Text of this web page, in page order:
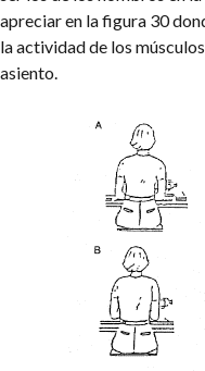
apreciar en la figura 30
la actividad de los
asiento.